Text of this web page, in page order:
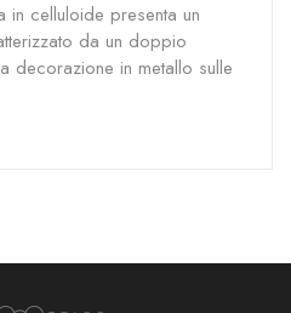
in celluloide presenta un
da un doppio
decorazione in metallo sulle